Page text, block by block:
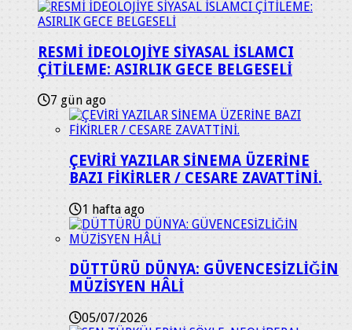
RESMİ İDEOLOJİYE SİYASAL İSLAMCI
ÇİTİLEME: ASIRLIK GECE BELGESELİ
7 gün ago
ÇEVİRİ YAZILAR SİNEMA ÜZERİNE
BAZI FİKİRLER / CESARE ZAVATTİNİ.
1 hafta ago
DÜTTÜRÜ DÜNYA: GÜVENCESİZLİĞİN
MÜZİSYEN HÂLİ
05/07/2026